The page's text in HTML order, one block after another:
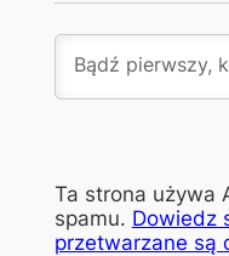
Ta strona używa
spamu. Dowiedz
przetwarzane są